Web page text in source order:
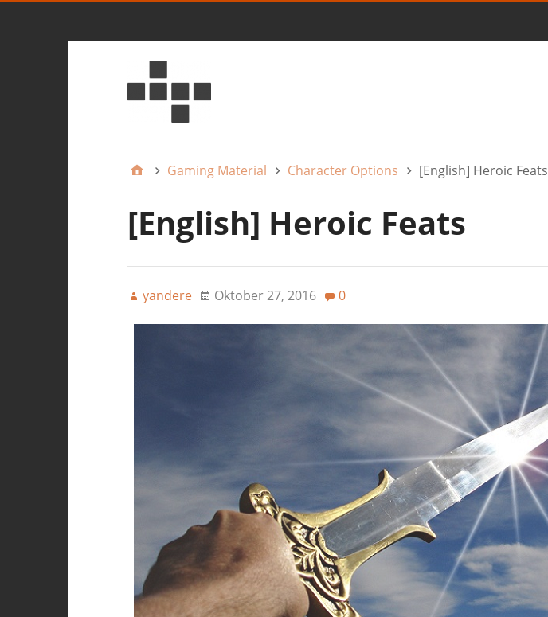
Gaming Material Character Options [English] Heroic Feats
[English] Heroic Feats
yandere Oktober 27, 2016 0